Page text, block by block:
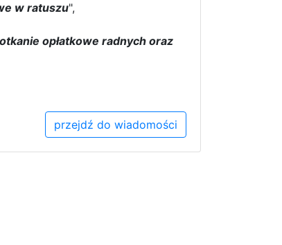
w ratuszu",
opłatkowe radnych oraz
przejdź do wiadomości